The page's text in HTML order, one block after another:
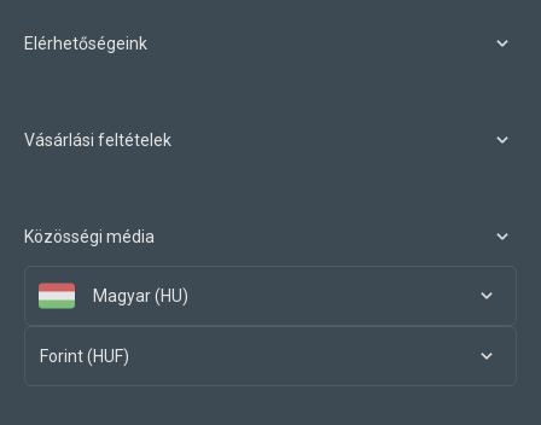
Elérhetőségeink
Vásárlási feltételek
Közösségi média
Magyar (HU)
Forint (HUF)